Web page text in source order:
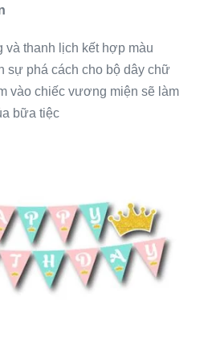
và thanh lịch kết hợp màu
sự phá cách cho bộ dây chữ
vào chiếc vương miện sẽ làm
bữa tiệc